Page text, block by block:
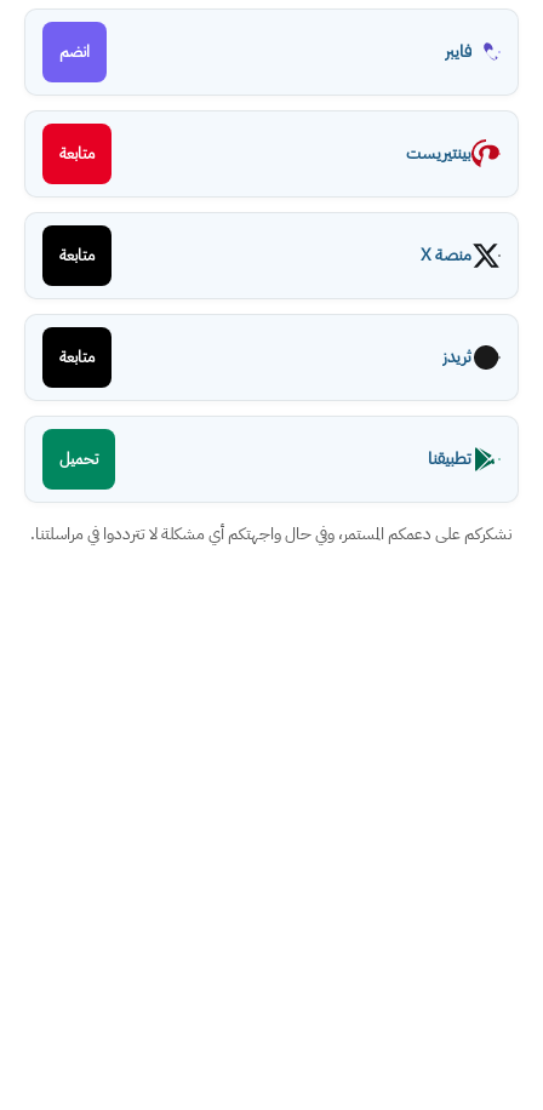
فايبر انضم
بينتيريست متابعة
منصة X متابعة
ثريدز متابعة
تطبيقنا تحميل
نشكركم على دعمكم المستمر، وفي حال واجهتكم أي مشكلة لا تترددوا في مراسلتنا.